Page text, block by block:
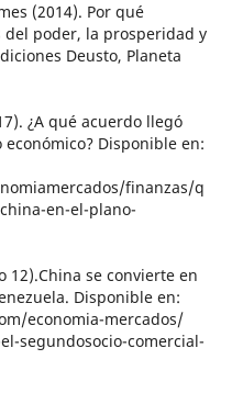
(2014). Por qué
del poder, la prosperidad y
Deusto, Planeta
¿A qué acuerdo llegó
Disponible en:
finanzas/q
en-el-plano-
12).China se convierte en
Disponible en:
economia-mercados/
segundosocio-comercial-